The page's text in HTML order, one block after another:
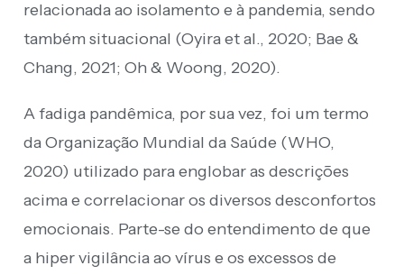
relacionada ao isolamento e à pandemia, sendo
também situacional (Oyira et al., 2020; Bae &
Chang, 2021; Oh & Woong, 2020).
A fadiga pandêmica, por sua vez, foi um termo
da Organização Mundial da Saúde (WHO,
2020) utilizado para englobar as descrições
acima e correlacionar os diversos desconfortos
emocionais. Parte-se do entendimento de que
a hiper vigilância ao vírus e os excessos de